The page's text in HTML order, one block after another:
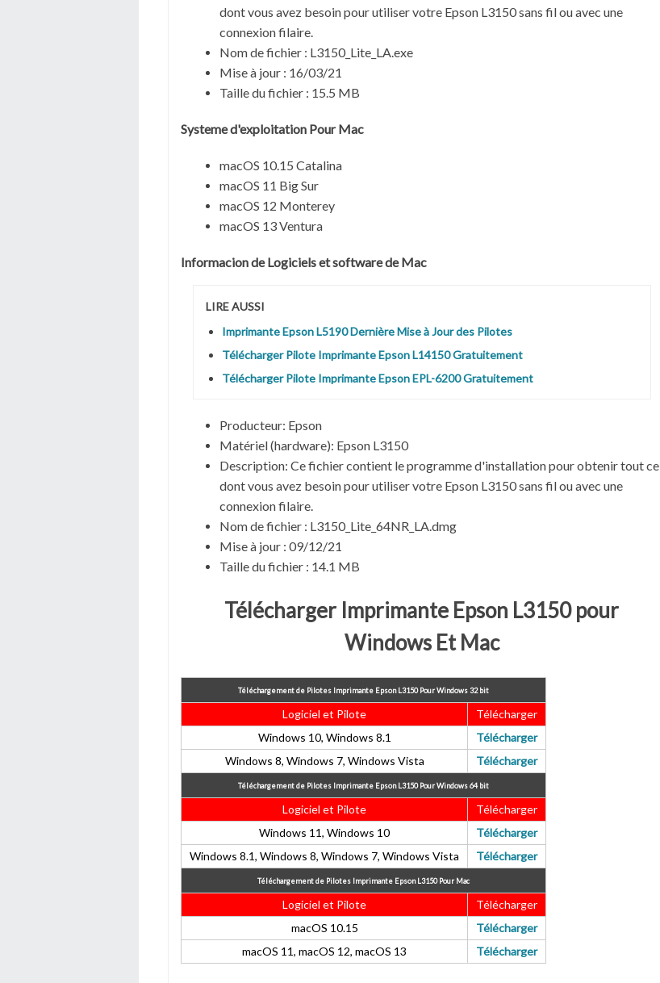
dont vous avez besoin pour utiliser votre Epson L3150 sans fil ou avec une
connexion filaire.
Nom de fichier : L3150_Lite_LA.exe
Mise à jour : 16/03/21
Taille du fichier : 15.5 MB
Systeme d'exploitation Pour Mac
macOS 10.15 Catalina
macOS 11 Big Sur
macOS 12 Monterey
macOS 13 Ventura
Informacion de Logiciels et software de Mac
LIRE AUSSI
Imprimante Epson L5190 Dernière Mise à Jour des Pilotes
Télécharger Pilote Imprimante Epson L14150 Gratuitement
Télécharger Pilote Imprimante Epson EPL-6200 Gratuitement
Producteur: Epson
Matériel (hardware): Epson L3150
Description: Ce fichier contient le programme d'installation pour obtenir tout ce
dont vous avez besoin pour utiliser votre Epson L3150 sans fil ou avec une
connexion filaire.
Nom de fichier : L3150_Lite_64NR_LA.dmg
Mise à jour : 09/12/21
Taille du fichier : 14.1 MB
Télécharger Imprimante Epson L3150 pour
Windows Et Mac
Téléchargement de Pilotes Imprimante Epson L3150 Pour Windows 32 bit
Logiciel et Pilote
Télécharger
Windows 10, Windows 8.1
Télécharger
Windows 8, Windows 7, Windows Vista
Télécharger
Téléchargement de Pilotes Imprimante Epson L3150 Pour Windows 64 bit
Logiciel et Pilote
Télécharger
Windows 11, Windows 10
Télécharger
Windows 8.1, Windows 8, Windows 7, Windows Vista
Télécharger
Téléchargement de Pilotes Imprimante Epson L3150 Pour Mac
Logiciel et Pilote
Télécharger
macOS 10.15
Télécharger
macOS 11, macOS 12, macOS 13
Télécharger